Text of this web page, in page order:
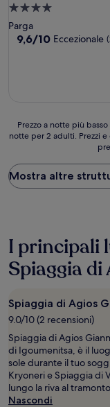
Struttura
a
4.0
Parga
9.6
9,6/10 Eccezionale
Prezzo
a
più
basso
trovato
ore,
per
un
soggiorno
1
notte
per
2
adulti.
Prezzi
e
disponibilità
possono
Prezzo a notte più
notte per 2 adulti. Prezzi
Mostra altre
I principali
Spiaggia di
Spiaggia di Agios
9.0/10 (2 recensioni)
Spiaggia di Agios
di Igoumenitsa, è il
sole durante il tuo
Kryoneri e Spiaggia di
lungo la riva al tramonto.
Nascondi